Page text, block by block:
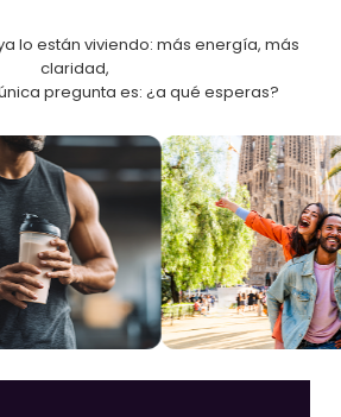
lo están viviendo: más energía, más
claridad,
pregunta es: ¿a qué esperas?